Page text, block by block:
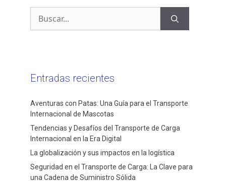
Entradas recientes
Aventuras con Patas: Una Guía para el Transporte
Internacional de Mascotas
Tendencias y Desafíos del Transporte de Carga
Internacional en la Era Digital
La globalización y sus impactos en la logística
Seguridad en el Transporte de Carga: La Clave para
una Cadena de Suministro Sólida